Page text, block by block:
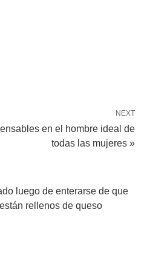
NEXT
en el hombre ideal de
todas las mujeres »
luego de enterarse de que
rellenos de queso